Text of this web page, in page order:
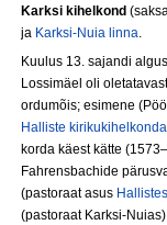
Karksi kihelkond
ja Karksi-Nuia linna.
Kuulus 13. sajandi
Lossimäel oli
ordumõis; esimene
Halliste kirikukihelkonda
korda käest kätte
Fahrensbachide
(pastoraat asus Hallistes
(pastoraat Karksi-